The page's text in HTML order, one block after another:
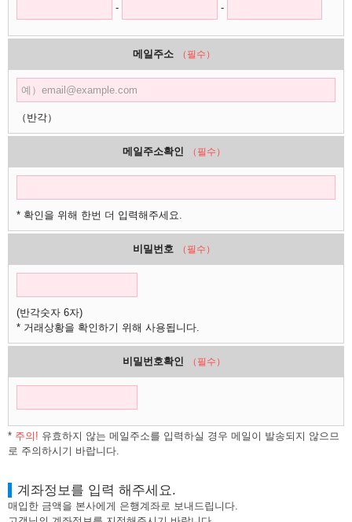
-
-
메일주소 （필수）
（반각）
메일주소확인 （필수）
* 확인을 위해 한번 더 입력해주세요.
비밀번호 （필수）
(반각숫자 6자)
* 거래상황을 확인하기 위해 사용됩니다.
비밀번호확인 （필수）
* 주의! 유효하지 않는 메일주소를 입력하실 경우 메일이 발송되지 않으므
로 주의하시기 바랍니다.
계좌정보를 입력 해주세요.
매입한 금액을 본사에게 은행계좌로 보내드립니다.